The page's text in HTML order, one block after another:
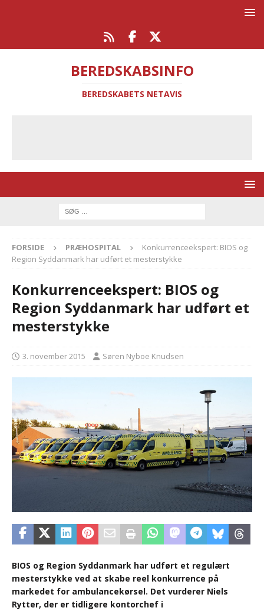
BEREDSKABSINFO
BEREDSKABETS NETAVIS
FORSIDE PRÆHOSPITAL
Konkurrenceekspert: BIOS og
Region Syddanmark har udført et mesterstykke
Konkurrenceekspert: BIOS og
Region Syddanmark har udført et
mesterstykke
3. november 2015 Søren Nyboe Knudsen
BIOS og Region Syddanmark har udført et regulært
mesterstykke ved at skabe reel konkurrence på
markedet for ambulancekørsel. Det vurderer Niels
Rytter, der er tidligere kontorchef i